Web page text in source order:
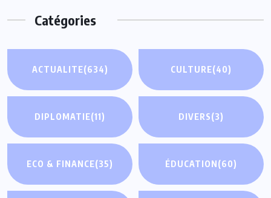
Catégories
ACTUALITE(634) CULTURE(40)
DIPLOMATIE(11) DIVERS(3)
ECO & FINANCE(35) ÉDUCATION(60)